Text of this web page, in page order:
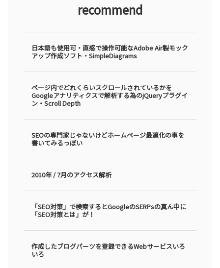
recommend
日本語も使用可・直感で操作可能なAdobe Air製モック
アップ作成ソフト・SimpleDiagrams
ページ内でどれくらいスクロールされているかを
Googleアナリティクスで解析する為のjQueryプラグイ
ン・Scroll Depth
SEOの専門家じゃないけどホームページ最適化の事を
書いてみるっぽい
2010年 / 7月のアクセス解析
「SEO対策」で検索するとGoogleのSERPsの真ん中に
「SEO対策とは」が！
作成したブログパーツを登録できるWebサービスいろ
いろ